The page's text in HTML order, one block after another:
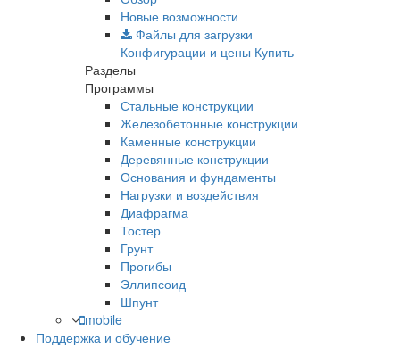
Новые возможности
Файлы для загрузки
Конфигурации и цены Купить
Разделы
Программы
Стальные конструкции
Железобетонные конструкции
Каменные конструкции
Деревянные конструкции
Основания и фундаменты
Нагрузки и воздействия
Диафрагма
Тостер
Грунт
Прогибы
Эллипсоид
Шпунт
mobile
Поддержка и обучение